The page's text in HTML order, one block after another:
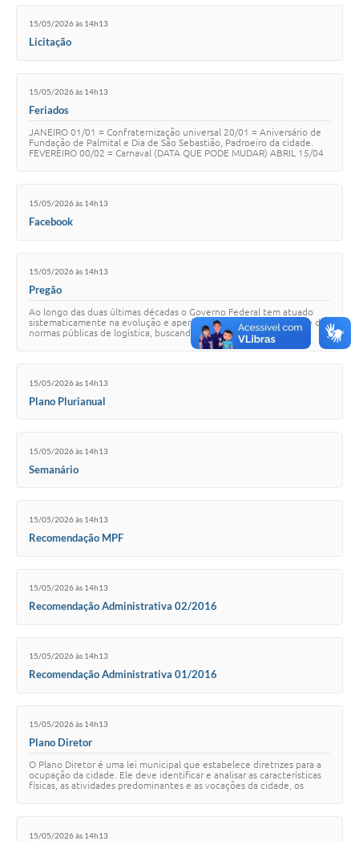
15/05/2026 às 14h13
Licitação
15/05/2026 às 14h13
Feriados
JANEIRO 01/01 = Confraternização universal 20/01 = Aniversário de
Fundação de Palmital e Dia de São Sebastião, Padroeiro da cidade.
FEVEREIRO 00/02 = Carnaval (DATA QUE PODE MUDAR) ABRIL 15/04
15/05/2026 às 14h13
Facebook
15/05/2026 às 14h13
Pregão
Ao longo das duas últimas décadas o Governo Federal tem atuado
sistematicamente na evolução e aperfeiçoamento da legislação e das
normas públicas de logística, buscando o desenvolvimento e a
15/05/2026 às 14h13
Plano Plurianual
15/05/2026 às 14h13
Semanário
15/05/2026 às 14h13
Recomendação MPF
15/05/2026 às 14h13
Recomendação Administrativa 02/2016
15/05/2026 às 14h13
Recomendação Administrativa 01/2016
15/05/2026 às 14h13
Plano Diretor
O Plano Diretor é uma lei municipal que estabelece diretrizes para a
ocupação da cidade. Ele deve identificar e analisar as características
físicas, as atividades predominantes e as vocações da cidade, os
15/05/2026 às 14h13